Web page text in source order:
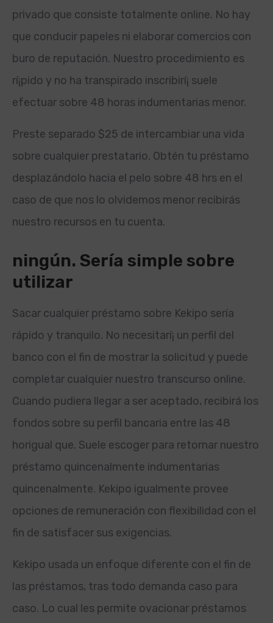
privado que consiste totalmente online. No hay
que conducir papeles ni elaborar comercios con
buro de reputación. Nuestro procedimiento es
rí¡pido y no ha transpirado inscribirí¡ suele
efectuar sobre 48 horas indumentarias menor.
Preste separado $25 de intercambiar una vida
sobre cualquier prestatario. Obtén tu préstamo
desplazándolo hacia el pelo sobre 48 hrs en el
caso de que nos lo olvidemos menor recibirás
nuestro recursos en tu cuenta.
ningún. Serí­a simple sobre
utilizar
Sacar cualquier préstamo sobre Kekipo serí­a
rápido y tranquilo. No necesitarí¡ un perfil del
banco con el fin de mostrar la solicitud y puede
completar cualquier nuestro transcurso online.
Cuando pudiera llegar a ser aceptado, recibirá los
fondos sobre su perfil bancaria entre las 48
horigual que. Suele escoger para retornar nuestro
préstamo quincenalmente indumentarias
quincenalmente. Kekipo igualmente provee
opciones de remuneración con flexibilidad con el
fin de satisfacer sus exigencias.
Kekipo usada un enfoque diferente con el fin de
las préstamos, tras todo demanda caso para
caso. Lo cual les permite ovacionar préstamos